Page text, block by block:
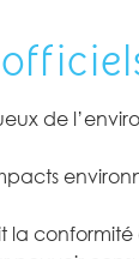
de
conformité